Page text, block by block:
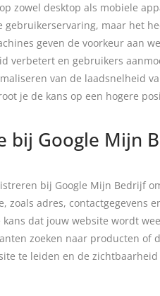
zowel desktop als mobiele
maar het
geven de voorkeur aan
verbetert en gebruikers
van de laadsnelheid
je de kans op een hogere
bij Google Mijn
bij Google Mijn Bedrijf
zoals adres, contactgegevens
dat jouw website wordt
zoeken naar producten of
te leiden en de